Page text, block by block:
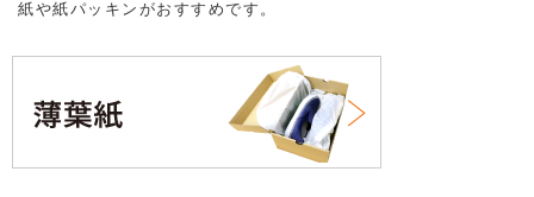
紙や紙パッキンがおすすめです。